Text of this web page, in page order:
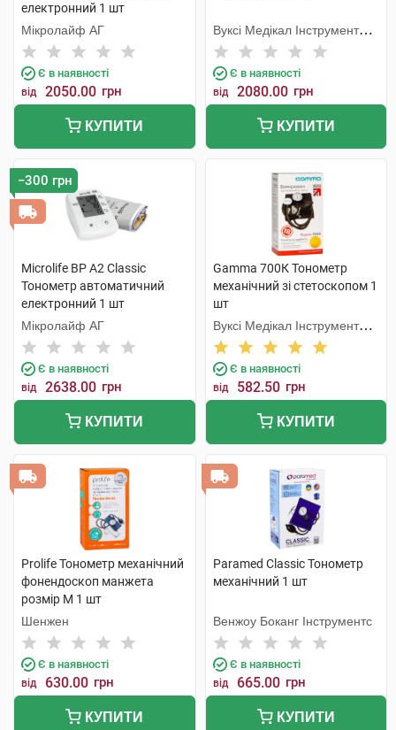
електронний 1 шт
Мікролайф AГ
Є в наявності
від 2050.00 грн
КУПИТИ
Вуксі Медікал Інструмент
Фекторі
Є в наявності
від 2080.00 грн
КУПИТИ
−300 грн
Microlife BP A2 Classic
Тонометр автоматичний
електронний 1 шт
Мікролайф AГ
Є в наявності
від 2638.00 грн
КУПИТИ
Gamma 700К Тонометр
механічний зі стетоскопом 1
шт
Вуксі Медікал Інструмент
Фекторі
Є в наявності
від 582.50 грн
КУПИТИ
Prolife Тонометр механічний
фонендоскоп манжета
розмір М 1 шт
Шенжен
Є в наявності
від 630.00 грн
КУПИТИ
Paramed Classic Тонометр
механічний 1 шт
Венжоу Боканг Інструментс
Є в наявності
від 665.00 грн
КУПИТИ